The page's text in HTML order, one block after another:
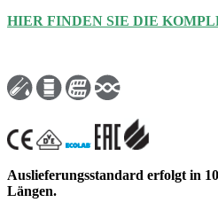
HIER FINDEN SIE DIE
Auslieferungsstandard erfolgt in
Längen.